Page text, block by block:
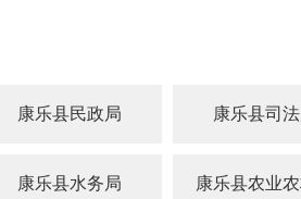
康乐县民政局 康乐县司
康乐县水务局 康乐县农业